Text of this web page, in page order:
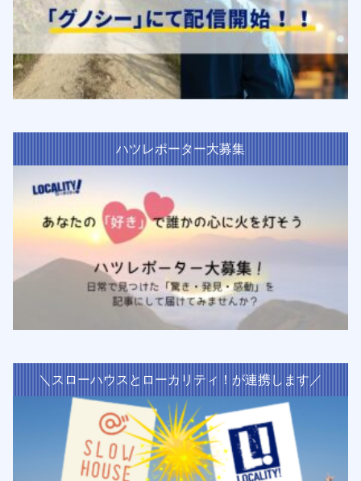
ハツレポーター大募集
＼スローハウスとローカリティ！が連携します／